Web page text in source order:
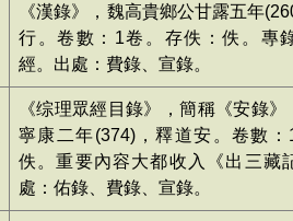
《漢錄》，魏高貴鄉公甘露五年
行。卷數：1卷。存佚：佚。專
經。出處：費錄、宣錄。
《综理眾經目錄》，簡稱《安錄
寧康二年(374)，釋道安。卷數
佚。重要內容大都收入《出三藏
處：佑錄、費錄、宣錄。